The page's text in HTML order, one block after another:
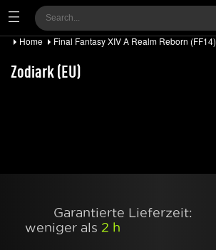
Home Final Fantasy XIV A Realm Reborn (FF14)
Zodiark (EU)
Garantierte Lieferzeit:
weniger als 2 h